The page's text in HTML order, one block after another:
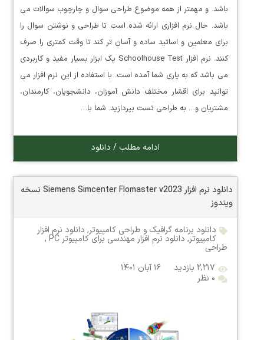
باشد. و مهمتر از همه موضوع طراحی سوال و چارچوب سوالات می
باشد. حال نرم افزاری ارائه شده است تا طراحی و نوشتن سوال را
برای معلمین و اساتید ساده و آسان تر کند تا وقت کمتری را صرف
کنند. نرم افزار Schoolhouse Test یک ابزار بسیار مفید و کاربردی
می باشد که به یاری شما آمده است. با استفاده از این نرم افزار می
توانید برای اقشار مختلف دانش آموزان، دانشجویان، کارمندان،
مشتریان و… به طراحی تست بپردازید. شما با…
ادامه مطلب / دانلود
دانلود نرم افزار Siemens Simcenter Flomaster v2023 نسخه
ویندوز
دانلود برنامه گرافیک و طراحی کامپیوتر, دانلود نرم افزار
کامپیوتر, دانلود نرم افزار مهندسی برای کامپیوتر PC ,
طراحی
۲,۲۱۷ بازدید
۱۶ آبان ۱۴۰۱
۰ نظر